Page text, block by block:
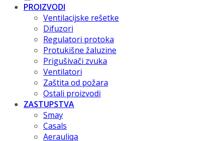
PROIZVODI
Ventilacijske rešetke
Difuzori
Regulatori protoka
Protukišne žaluzine
Prigušivači zvuka
Ventilatori
Zaštita od požara
Ostali proizvodi
ZASTUPSTVA
Smay
Casals
Aerauliqa